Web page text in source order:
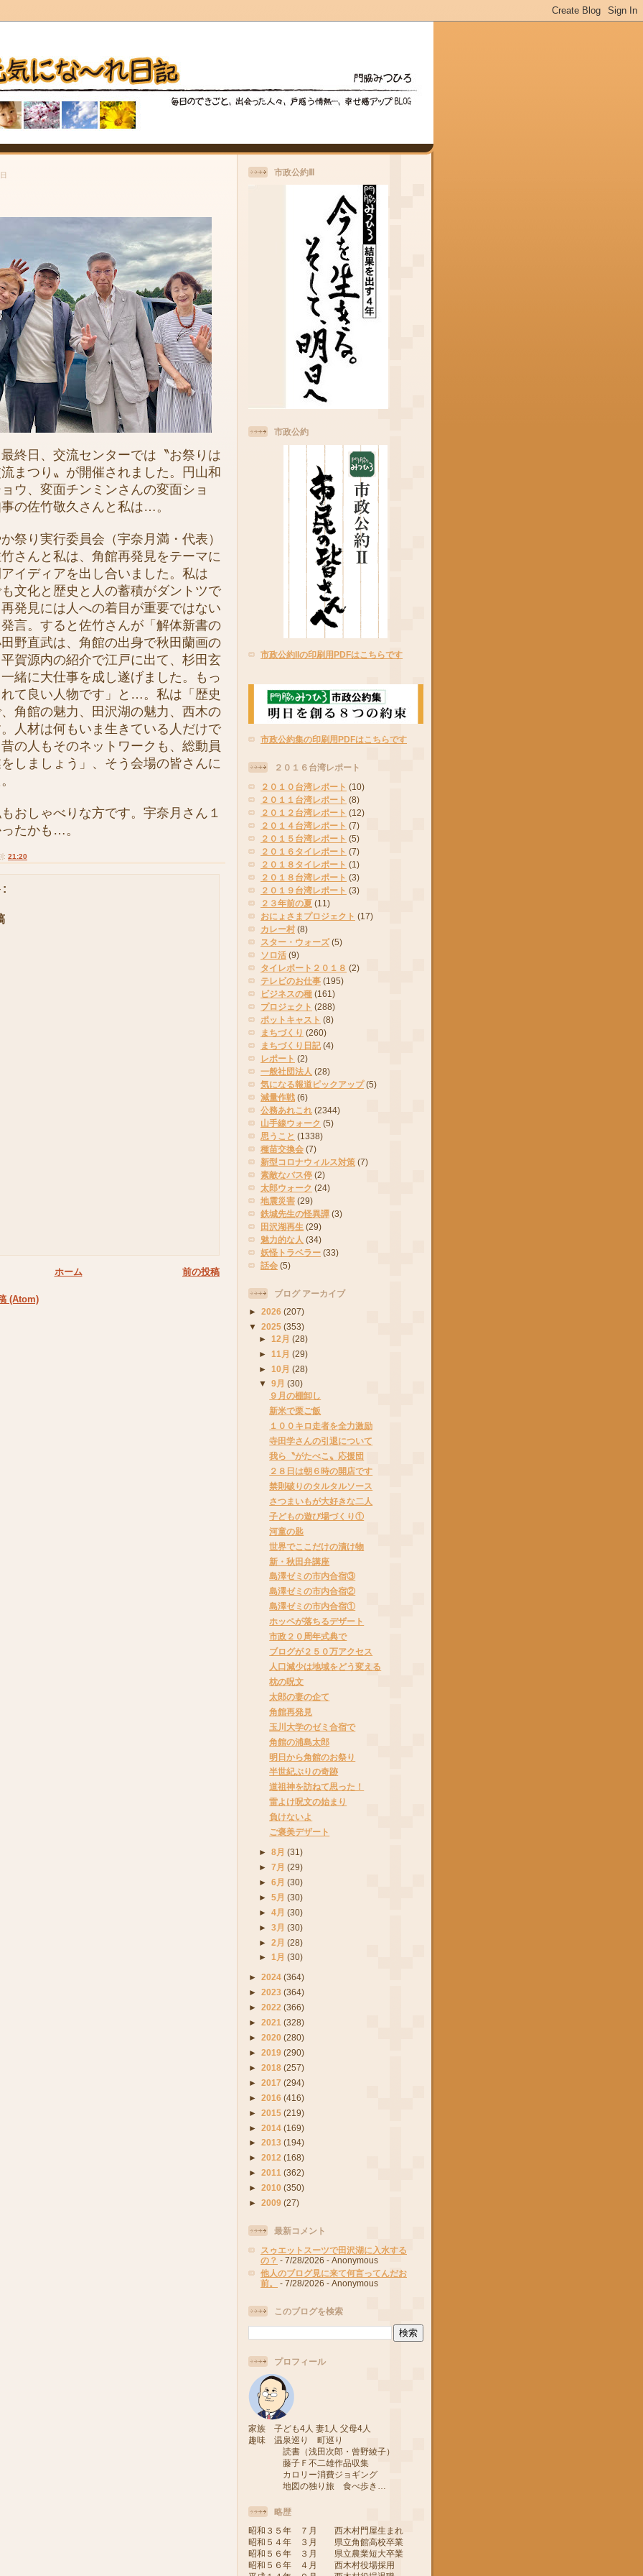
終日、交流センターでは〝お祭りは
まつり〟が開催されました。円山和
ウ、変面チンミンさんの変面ショ
の佐竹敬久さんと私は…。
り実行委員会（宇奈月満・代表）
さんと私は、角館再発見をテーマに
イディアを出し合いました。私は
文化と歴史と人の蓄積がダントツで
発見には人への着目が重要ではない
言。すると佐竹さんが「解体新書の
野直武は、角館の出身で秋田蘭画の
賀源内の紹介で江戸に出て、杉田玄
緒に大仕事を成し遂げました。もっ
て良い人物です」と…。私は「歴史
角館の魅力、田沢湖の魅力、西木の
人材は何もいま生きている人だけで
の人もそのネットワークも、総動員
しましょう」、そう会場の皆さんに
おしゃべりな方です。宇奈月さん１
たかも…。
: 21:20
:
前の投稿
ホーム
(Atom)
市政公約Ⅲ
市政公約
市政公約IIの印刷用PDFはこちらです
市政公約集の印刷用PDFはこちらです
２０１６台湾レポート
２０１０台湾レポート (10)
２０１１台湾レポート (8)
２０１２台湾レポート (12)
２０１４台湾レポート (7)
２０１５台湾レポート (5)
２０１６タイレポート (7)
２０１８タイレポート (1)
２０１８台湾レポート (3)
２０１９台湾レポート (3)
２３年前の夏 (11)
おにょさまプロジェクト (17)
カレー村 (8)
スター・ウォーズ (5)
ソロ活 (9)
タイレポート２０１８ (2)
テレビのお仕事 (195)
ビジネスの種 (161)
プロジェクト (288)
ポットキャスト (8)
まちづくり (260)
まちづくり日記 (4)
レポート (2)
一般社団法人 (28)
気になる報道ピックアップ (5)
減量作戦 (6)
公務あれこれ (2344)
山手線ウォーク (5)
思うこと (1338)
種苗交換会 (7)
新型コロナウィルス対策 (7)
素敵なバス停 (2)
太郎ウォーク (24)
地震災害 (29)
鉄城先生の怪異譚 (3)
田沢湖再生 (29)
魅力的な人 (34)
妖怪トラベラー (33)
話会 (5)
ブログ アーカイブ
► 2026 (207)
▼ 2025 (353)
► 12月(28)
► 11月(29)
► 10月(28)
▼9月(30)
９月の棚卸し
新米で栗ご飯
１００キロ走者を全力激励
寺田学さんの引退について
我ら〝がたべこ〟応援団
２８日は朝６時の開店です
禁則破りのタルタルソース
さつまいもが大好きな二人
子どもの遊び場づくり①
河童の匙
世界でここだけの漬け物
新・秋田弁講座
島澤ゼミの市内合宿③
島澤ゼミの市内合宿②
島澤ゼミの市内合宿①
ホッペが落ちるデザート
市政２０周年式典で
ブログが２５０万アクセス
人口減少は地域をどう変える
枕の呪文
太郎の妻の企て
角館再発見
玉川大学のゼミ合宿で
角館の浦島太郎
明日から角館のお祭り
半世紀ぶりの奇跡
道祖神を訪ねて思った！
雷よけ呪文の始まり
負けないよ
ご褒美デザート
►8月(31)
►7月(29)
►6月(30)
►5月(30)
►4月(30)
►3月(30)
►2月(28)
► 1月(30)
► 2024 (364)
► 2023 (364)
► 2022 (366)
► 2021 (328)
► 2020 (280)
► 2019 (290)
► 2018 (257)
► 2017 (294)
► 2016 (416)
► 2015 (219)
► 2014 (169)
► 2013 (194)
► 2012 (168)
► 2011 (362)
► 2010 (350)
► 2009 (27)
最新コメント
スゥエットスーツで田沢湖に入水する
の？ - 7/28/2026 - Anonymous
他人のブログ見に来て何言ってんだお
前。
- 7/28/2026 - Anonymous
このブログを検索
プロフィール
家族 子ども4人 妻1人 父母4人
趣味 温泉巡り 町巡り
読書（浅田次郎・曾野綾子）
藤子Ｆ不二雄作品収集
カロリー消費ジョギング
地図の独り旅 食べ歩き…
略歴
昭和３５年 ７月 西木村門屋生まれ
昭和５４年 ３月 県立角館高校卒業
昭和５６年 ３月 県立農業短大卒業
昭和５６年 ４月 西木村役場採用